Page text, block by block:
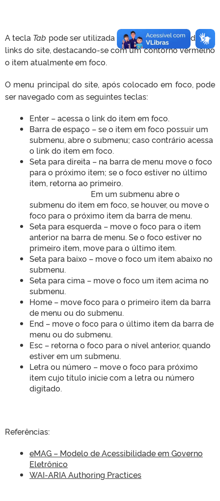
A tecla Tab pode ser utilizada para navegar por todos os
links do site, destacando-se com um contorno vermelho
o item atualmente em foco.
O menu principal do site, após colocado em foco, pode
ser navegado com as seguintes teclas:
Enter – acessa o link do item em foco.
Barra de espaço – se o item em foco possuir um
submenu, abre o submenu; caso contrário acessa
o link do item em foco.
Seta para direita – na barra de menu move o foco
para o próximo item; se o foco estiver no último
item, retorna ao primeiro.
Em um submenu abre o
submenu do item em foco, se houver, ou move o
foco para o próximo item da barra de menu.
Seta para esquerda – move o foco para o item
anterior na barra de menu. Se o foco estiver no
primeiro item, move para o último item.
Seta para baixo – move o foco um item abaixo no
submenu.
Seta para cima – move o foco um item acima no
submenu.
Home – move foco para o primeiro item da barra
de menu ou do submenu.
End – move o foco para o último item da barra de
menu ou do submenu.
Esc – retorna o foco para o nível anterior, quando
estiver em um submenu.
Letra ou número – move o foco para próximo
item cujo título inicie com a letra ou número
digitado.
Referências:
eMAG – Modelo de Acessibilidade em Governo
Eletrônico
WAI-ARIA Authoring Practices